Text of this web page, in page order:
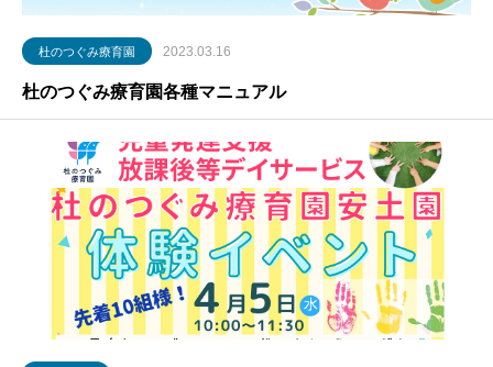
杜のつぐみ療育園 2023.03.16
杜のつぐみ療育園各種マニュアル